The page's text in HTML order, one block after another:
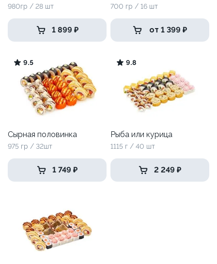
980гр / 28 шт
1 899 ₽
700 гр / 16 шт
от 1 399 ₽
9.5
Сырная половинка
975 гр / 32шт
1 749 ₽
9.8
Рыба или курица
1115 г / 40 шт
2 249 ₽